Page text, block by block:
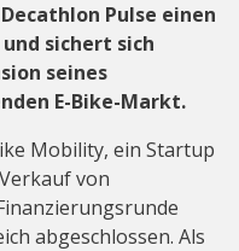
Pulse einen
sichert sich
seines
E-Bike-Markt.
Mobility, ein Startup
von
abgeschlossen. Als